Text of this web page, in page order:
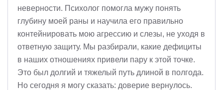
неверности. Психолог помогла мужу понять
глубину моей раны и научила его правильно
контейнировать мою агрессию и слезы, не уходя в
ответную защиту. Мы разбирали, какие дефициты
в наших отношениях привели пару к этой точке.
Это был долгий и тяжелый путь длиной в полгода.
Но сегодня я могу сказать: доверие вернулось.